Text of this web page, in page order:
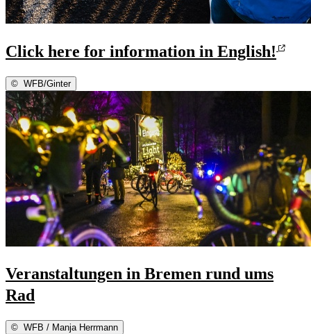
Click here for information in English!
© WFB/Ginter
Veranstaltungen in Bremen rund ums
Rad
© WFB / Manja Herrmann